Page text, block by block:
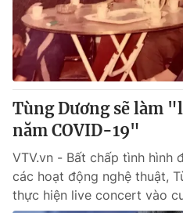
Tùng Dương sẽ làm
năm COVID-19"
VTV.vn - Bất chấp tình hình
các hoạt động nghệ thuật,
thực hiện live concert vào